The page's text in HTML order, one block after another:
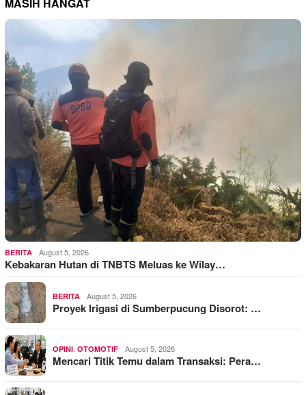
BERITA August 5, 2026
Kebakaran Hutan di TNBTS Meluas ke Wilay…
BERITA August 5, 2026
Proyek Irigasi di Sumberpucung Disorot: …
OPINI, OTOMOTIF August 5, 2026
Mencari Titik Temu dalam Transaksi: Pera…